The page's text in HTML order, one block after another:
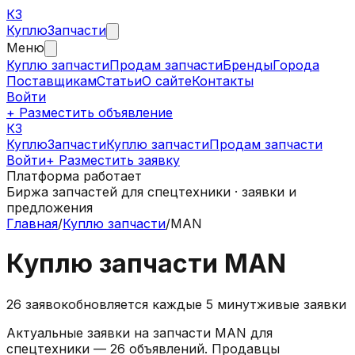
КЗ
КуплюЗапчасти
Меню
Куплю запчастиПродам запчастиБрендыГорода
ПоставщикамСтатьиО сайтеКонтакты
Войти
+ Разместить объявление
КЗ
КуплюЗапчастиКуплю запчастиПродам запчасти
Войти+ Разместить заявку
Платформа работает
Биржа запчастей для спецтехники · заявки и
предложения
Главная/Куплю запчасти/MAN
Куплю запчасти MAN
26 заявокобновляется каждые 5 минутживые заявки
Актуальные заявки на запчасти MAN для
спецтехники — 26 объявлений. Продавцы